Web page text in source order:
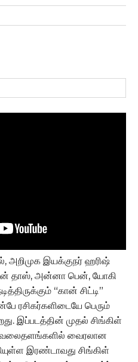
அறிமுக இயக்குநர் ஹரிஷ்
தாஸ், அன்னா பென், யோகி
“கான் சிட்டி”
ரசிகர்களிடையே பெரும்
இப்படத்தின் முதல் சிங்கிள்
வலைதளங்களில் வைரலான
இரண்டாவது சிங்கிள்